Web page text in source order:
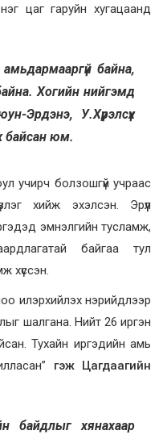
цаг гаруйн хугацаанд
байна,
Хогийн нийгэмд
Эрдэнэ, У.Хүрэлсүх
байсан юм.
учирч болзошгүй учраас
хийж эхэлсэн. Эрүүл
эмнэлгийн тусламж,
байгаа тул
хүссэн.
илэрхийлэх нэрийдлээр
шалгана. Нийт 26 иргэн
Тухайн иргэдийн амь
гэж Цагдаагийн
байдлыг хянахаар